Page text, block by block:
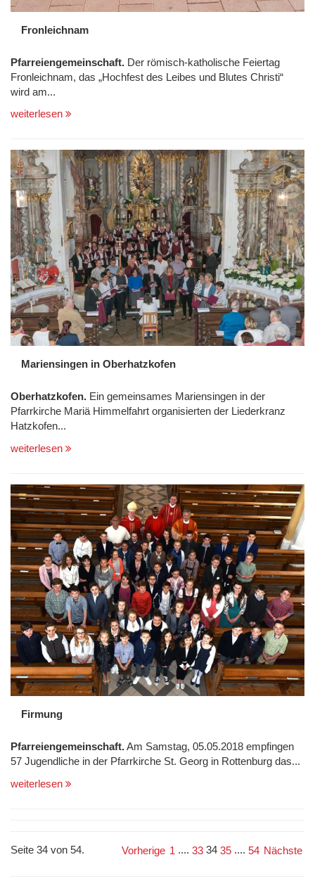
Fronleichnam
Pfarreiengemeinschaft. Der römisch-katholische Feiertag
Fronleichnam, das
Hochfest des Leibes und Blutes Christi
wird am...
weiterlesen
Mariensingen in Oberhatzkofen
Oberhatzkofen. Ein gemeinsames Mariensingen in der
Pfarrkirche Mariä Himmelfahrt organisierten der Liederkranz
Hatzkofen...
weiterlesen
Firmung
Pfarreiengemeinschaft.Am Samstag, 05.05.2018 empfingen
57 Jugendliche in der Pfarrkirche St. Georg in Rottenburg das...
weiterlesen
Seite 34 von 54. Vorherige 1 .... 33 34 35 .... 54 Nächste